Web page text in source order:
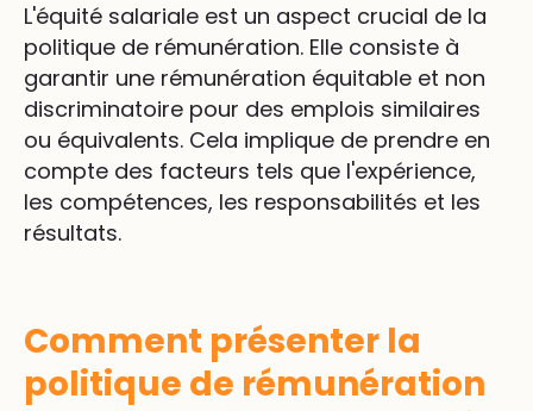
L'équité salariale est un aspect crucial de la
politique de rémunération. Elle consiste à
garantir une rémunération équitable et non
discriminatoire pour des emplois similaires
ou équivalents. Cela implique de prendre en
compte des facteurs tels que l'expérience,
les compétences, les responsabilités et les
résultats.
Comment présenter la
politique de rémunération